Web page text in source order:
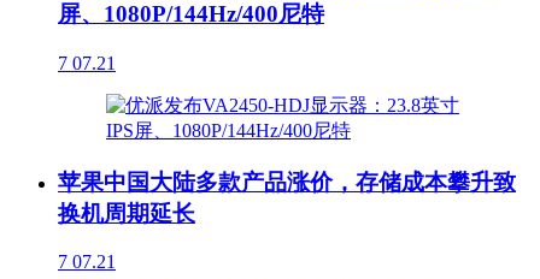
屏、1080P/144Hz/400尼特
7 07.21
苹果中国大陆多款产品涨价，存储成本攀升致
换机周期延长
7 07.21